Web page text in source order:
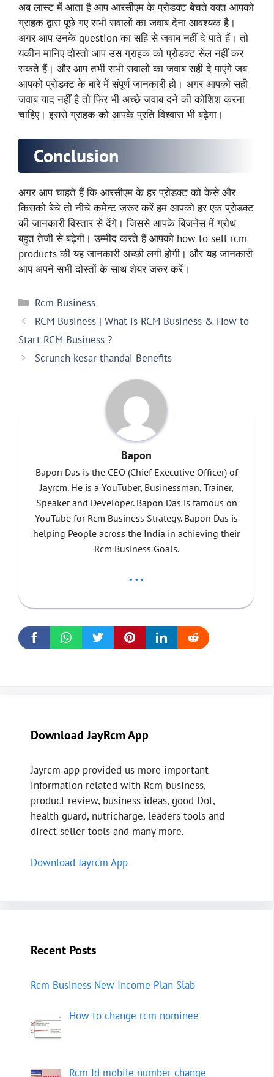
अब लास्ट में आता है आप आरसीएम के प्रोडक्ट बेचते वक्त आपको
ग्राहक द्वारा पूछे गए सभी सवालों का जवाब देना आवश्यक है।
अगर आप उनके question का सहि से जवाब नहीं दे पाते हैं। तो
यकीन मानिए दोस्तो आप उस ग्राहक को प्रोडक्ट सेल नहीं कर
सकते हैं। और आप तभी सभी सवालों का जवाब सही दे पाएंगे जब
आपको प्रोडक्ट के बारे में संपूर्ण जानकारी हो। अगर आपको सही
जवाब याद नहीं है तो फिर भी अच्छे जवाब दने की कोशिश करना
चाहिए। इससे ग्राहक को आपके प्रति विश्वास भी बढ़ेगा।
Conclusion
अगर आप चाहते हैं कि आरसीएम के हर प्रोडक्ट को केसे और
किसको बेचे तो नीचे कमेन्ट जरूर करें हम आपको हर एक प्रोडक्ट
की जानकारी विस्तार से देंगे। जिससे आपके बिजनेस में ग्रोथ
बहुत तेजी से बढ़ेगी। उम्मीद करते हैं आपको how to sell rcm
products की यह जानकारी अच्छी लगी होगी। और यह जानकारी
आप अपने सभी दोस्तों के साथ शेयर जरुर करें।
Categories
Rcm Business
RCM Business | What is RCM Business & How to
Start RCM Business ?
Scrunch kesar thandai Benefits
Bapon
Bapon Das is the CEO (Chief Executive Officer) of
Jayrcm. He is a YouTuber, Businessman, Trainer,
Speaker and Developer. Bapon Das is famous on
YouTube for Rcm Business Strategy. Bapon Das is
helping People across the India in achieving their
Rcm Business Goals.
...
Download JayRcm App
Jayrcm app provided us more important
information related with Rcm business,
product review, business ideas, good Dot,
health guard, nutricharge, leaders tools and
direct seller tools and many more.
Download Jayrcm App
Recent Posts
Rcm Business New Income Plan Slab
How to change rcm nominee
Rcm Id mobile number change